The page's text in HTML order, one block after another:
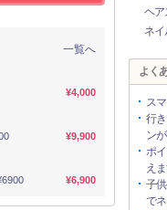
一覧へ
¥4,000
¥9,900
¥6,900
ヘア
ネ
よく
ス
行
ン
ポ
え
子
で